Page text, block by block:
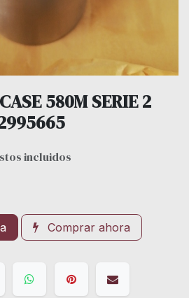
580M SERIE 2
incluidos
Comprar ahora